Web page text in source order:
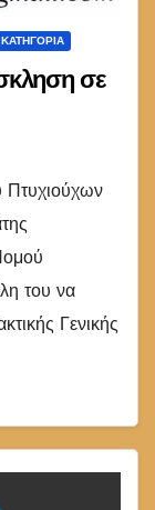
σε
Πτυχιούχων
του να
Γενικής